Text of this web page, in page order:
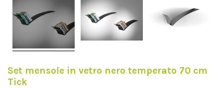
Set mensole in vetro nero temperato 70 cm
Tick